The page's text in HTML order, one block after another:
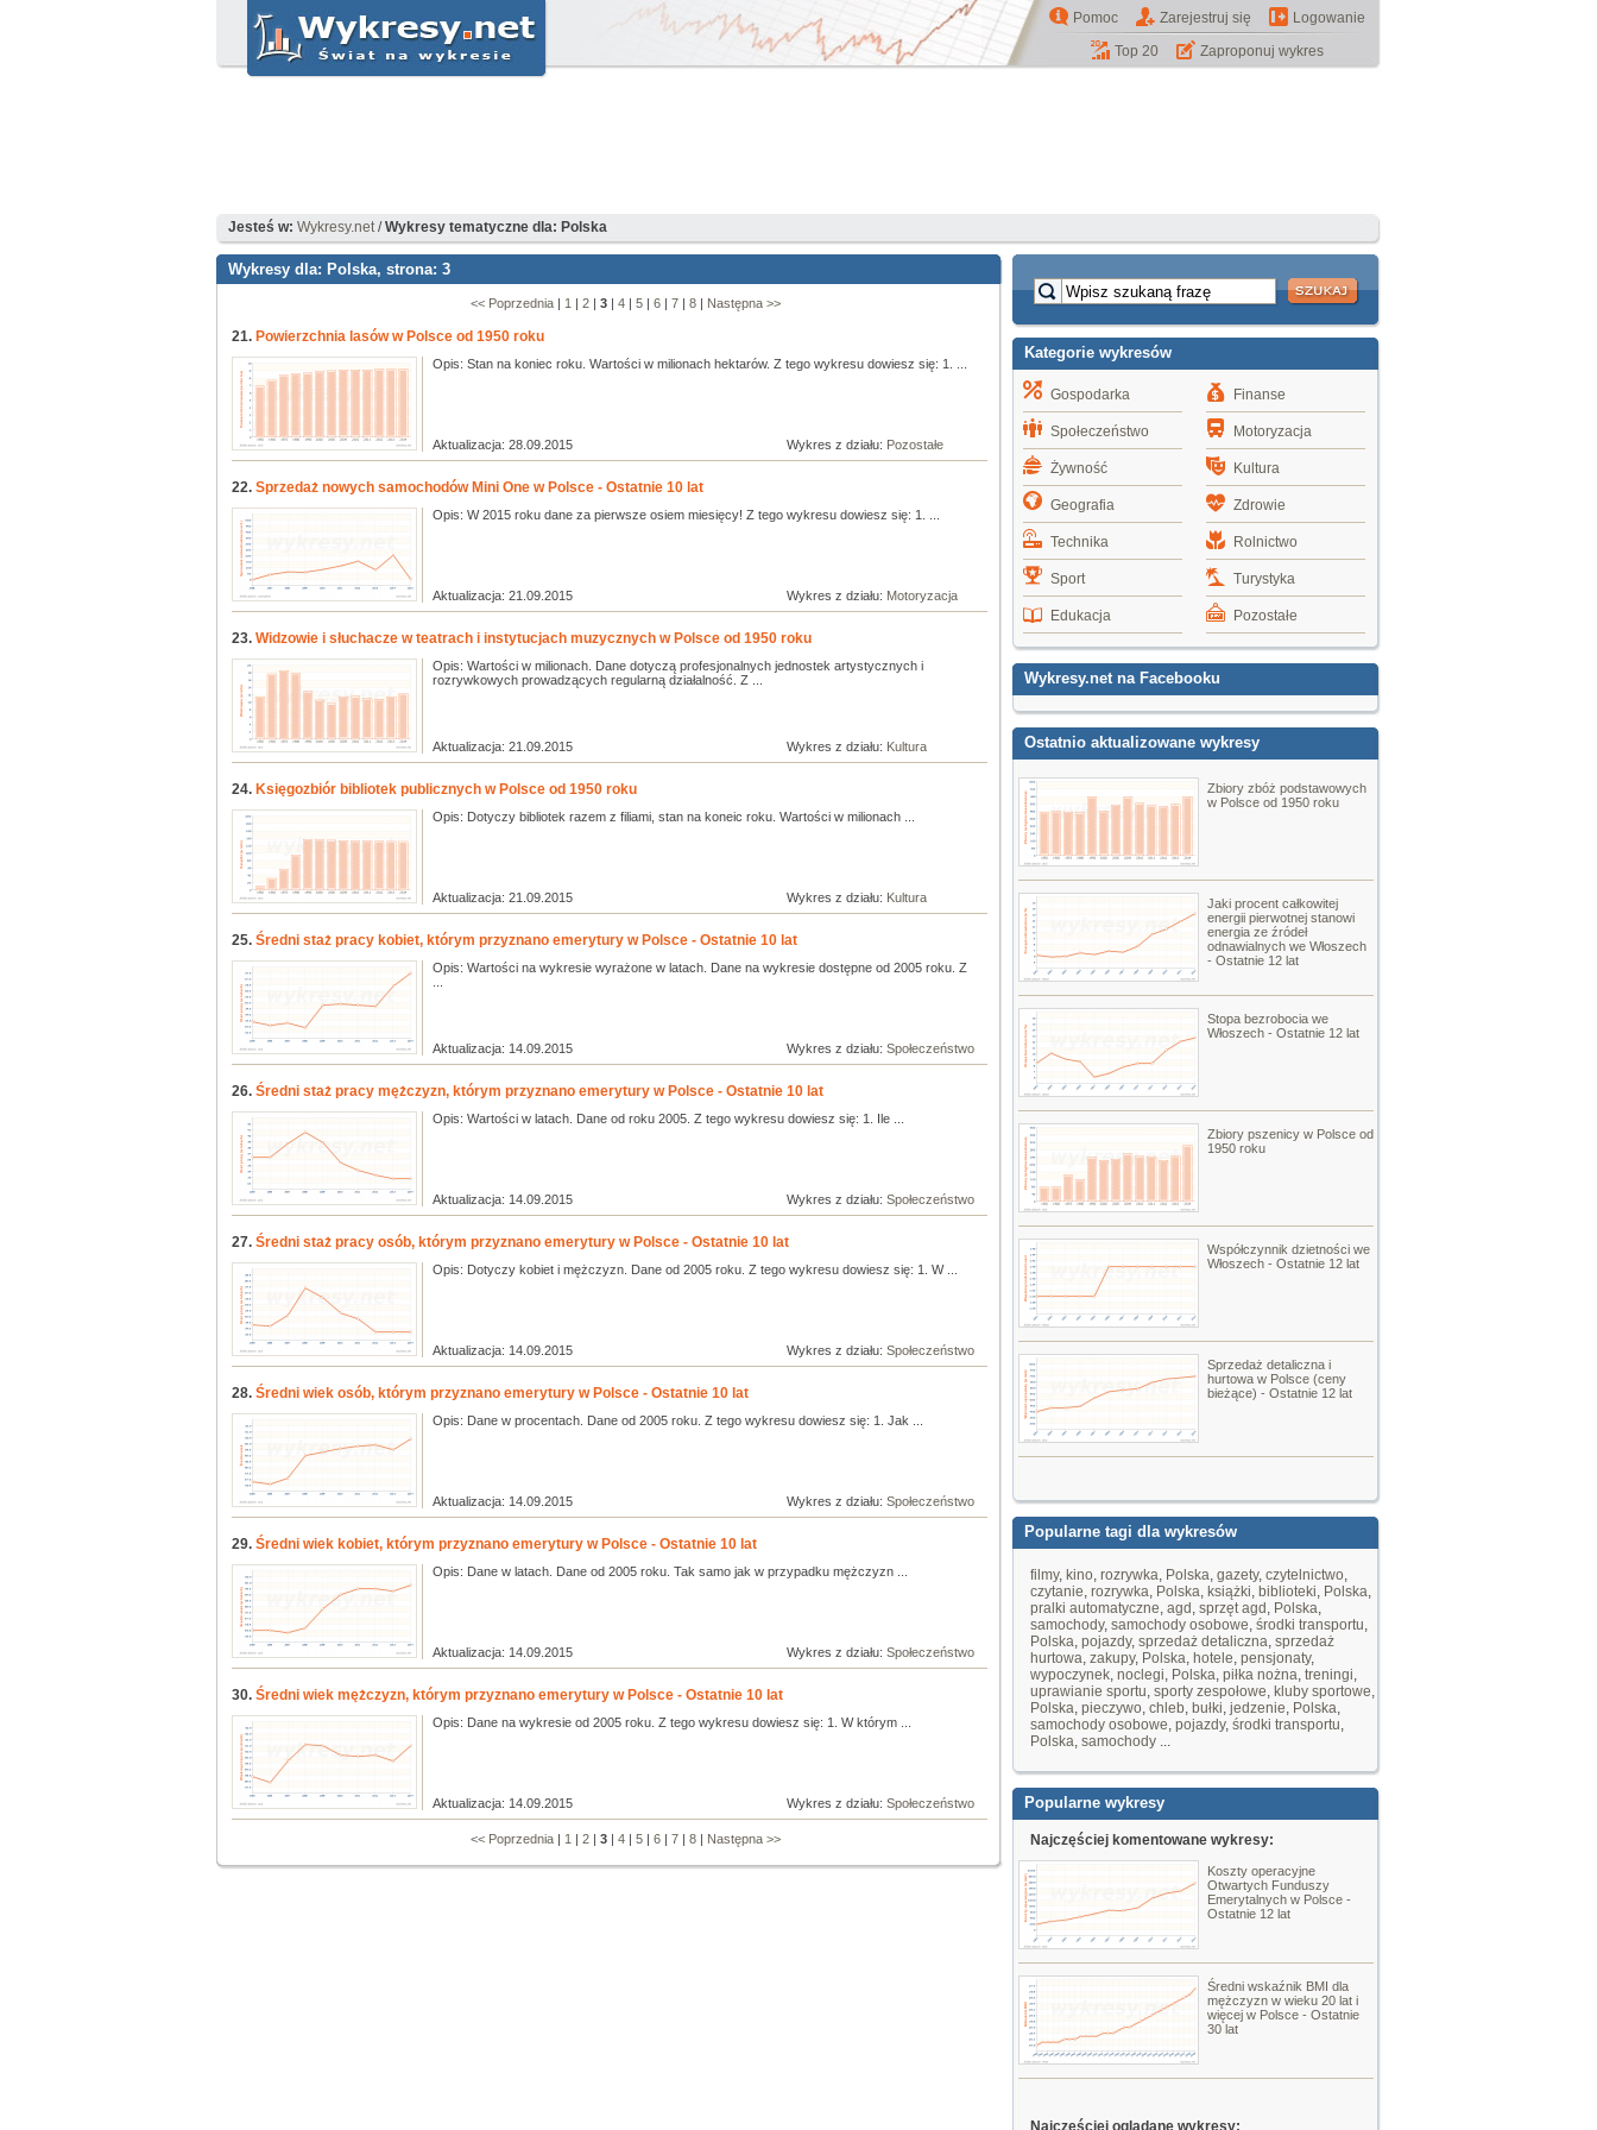
Pomoc Zarejestruj się
Logowanie
Top 20
Zaproponuj wykres
Jesteś w: Wykresy.net/Wykresy tematyczne dla: Polska
Wykresy dla: Polska, strona: 3
<< Poprzednia| 1 | 2| 3| 4| 5| 6| 7| 8| Następna >>
21. Powierzchnia lasów w Polsce od 1950 roku
Opis: Stan na koniec roku. Wartości w milionach hektarów. Z tego wykresu dowiesz się: 1. ...
Aktualizacja: 28.09.2015 Wykres z działu: Pozostałe
22. Sprzedaż nowych samochodów Mini One w Polsce - Ostatnie 10 lat
Opis: W 2015 roku dane za pierwsze osiem miesięcy! Z tego wykresu dowiesz się: 1. ...
Aktualizacja: 21.09.2015 Wykres z działu: Motoryzacja
23. Widzowie i słuchacze w teatrach i instytucjach muzycznych w Polsce od 1950 roku
Opis: Wartości w milionach. Dane dotyczą profesjonalnych jednostek artystycznych i
rozrywkowych prowadzących regularną działalność. Z ...
Aktualizacja: 21.09.2015 Wykres z działu: Kultura
24. Księgozbiór bibliotek publicznych w Polsce od 1950 roku
Opis: Dotyczy bibliotek razem z filiami, stan na koneic roku. Wartości w milionach ...
Aktualizacja: 21.09.2015 Wykres z działu: Kultura
25. Średni staż pracy kobiet, którym przyznano emerytury w Polsce - Ostatnie 10 lat
Opis: Wartości na wykresie wyrażone w latach. Dane na wykresie dostępne od 2005 roku. Z
Aktualizacja: 14.09.2015 Wykres z działu: Społeczeństwo
26. Średni staż pracy mężczyzn, którym przyznano emerytury w Polsce - Ostatnie 10 lat
Opis: Wartości w latach. Dane od roku 2005. Z tego wykresu dowiesz się: 1. Ile ...
Aktualizacja: 14.09.2015 Wykres z działu: Społeczeństwo
27. Średni staż pracy osób, którym przyznano emerytury w Polsce - Ostatnie 10 lat
Opis: Dotyczy kobiet i mężczyzn. Dane od 2005 roku. Z tego wykresu dowiesz się: 1. W ...
Aktualizacja: 14.09.2015 Wykres z działu: Społeczeństwo
28. Średni wiek osób, którym przyznano emerytury w Polsce - Ostatnie 10 lat
Opis: Dane w procentach. Dane od 2005 roku. Z tego wykresu dowiesz się: 1. Jak ...
Aktualizacja: 14.09.2015 Wykres z działu: Społeczeństwo
29. Średni wiek kobiet, którym przyznano emerytury w Polsce - Ostatnie 10 lat
Opis: Dane w latach. Dane od 2005 roku. Tak samo jak w przypadku mężczyzn ...
Aktualizacja: 14.09.2015 Wykres z działu: Społeczeństwo
30. Średni wiek mężczyzn, którym przyznano emerytury w Polsce - Ostatnie 10 lat
Opis: Dane na wykresie od 2005 roku. Z tego wykresu dowiesz się: 1. W którym ...
Aktualizacja: 14.09.2015 Wykres z działu: Społeczeństwo
<< Poprzednia| 1 | 2| 3| 4| 5| 6| 7| 8| Następna >>
Kategorie wykresów
Gospodarka
Społeczeństwo
Żywność
Geografia
Technika
Sport
Edukacja
Finanse
Motoryzacja
Kultura
Zdrowie
Rolnictwo
Turystyka
Pozostałe
Wykresy.net na Facebooku
Ostatnio aktualizowane wykresy
Zbiory zbóż podstawowych
w Polsce od 1950 roku
Jaki procent całkowitej
energii pierwotnej stanowi
energia ze źródeł
odnawialnych we Włoszech
- Ostatnie 12 lat
Stopa bezrobocia we
Włoszech - Ostatnie 12 lat
Zbiory pszenicy w Polsce od
1950 roku
Współczynnik dzietności we
Włoszech - Ostatnie 12 lat
Sprzedaż detaliczna i
hurtowa w Polsce (ceny
bieżące) - Ostatnie 12 lat
Popularne tagi dla wykresów
filmy, kino, rozrywka, Polska, gazety, czytelnictwo,
czytanie, rozrywka, Polska, książki, biblioteki, Polska,
pralki automatyczne, agd , sprzęt agd , Polska,
samochody, samochody osobowe, środki transportu,
Polska, pojazdy, sprzedaż detaliczna, sprzedaż
hurtowa, zakupy, Polska, hotele, pensjonaty,
wypoczynek, noclegi, Polska, piłka nożna, treningi,
uprawianie sportu, sporty zespołowe, kluby sportowe,
Polska, pieczywo, chleb, bułki, jedzenie, Polska,
samochody osobowe, pojazdy, środki transportu,
Polska, samochody ...
Popularne wykresy
Najczęściej komentowane wykresy:
Koszty operacyjne
Otwartych Funduszy
Emerytalnych w Polsce -
Ostatnie 12 lat
Średni wskaźnik BMI dla
mężczyzn w wieku 20 lat i
więcej w Polsce - Ostatnie
30 lat
Najczęściej oglądane wykresy: